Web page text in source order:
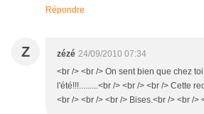
Répondre
Z zézé 24/09/2010 07:34
<br /> <br /> On sent bien que chez
l'été!!!.........<br /> <br /> <br /> Cette
<br /> <br /> <br /> Bises.<br /> <br />